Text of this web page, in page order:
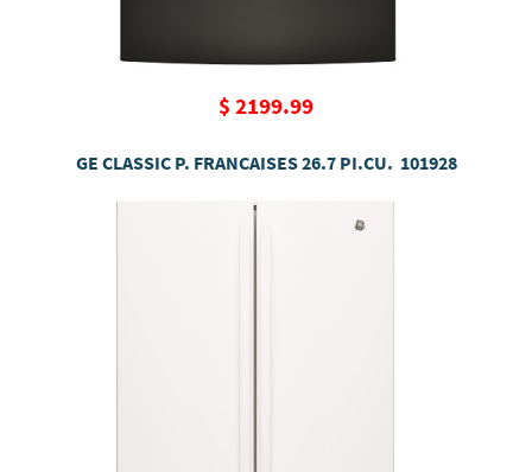
$ 2199.99
GE CLASSIC P. FRANCAISES 26.7 PI.CU. 101928